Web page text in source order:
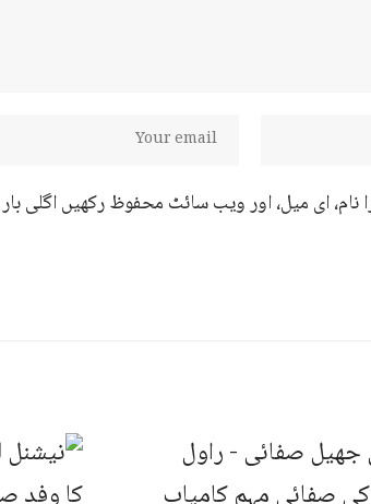
نام، ای میل، اور ویب سائٹ محفوظ رکھیں اگلی